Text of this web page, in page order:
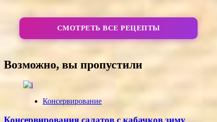
СМОТРЕТЬ ВСЕ РЕЦЕПТЫ
Возможно, вы пропустили
Консервирование
Консервирования салатов с кабачков зиму